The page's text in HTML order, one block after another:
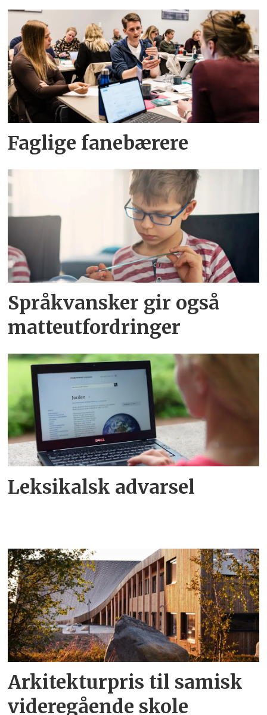
Faglige fanebærere
Språkvansker gir også
matteutfordringer
Leksikalsk advarsel
Arkitekturpris til samisk
videregående skole